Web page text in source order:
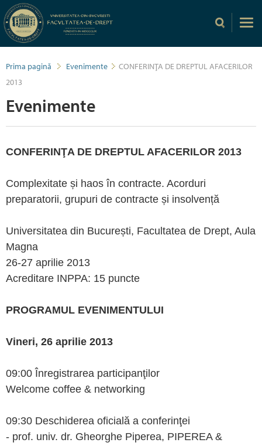
Prima pagină Evenimente
CONFERINŢA DE DREPTUL AFACERILOR
2013
Evenimente
CONFERINŢA DE DREPTUL AFACERILOR 2013
Complexitate și haos în contracte. Acorduri
preparatorii, grupuri de contracte și insolvență
Universitatea din București, Facultatea de Drept, Aula
Magna
26-27 aprilie 2013
Acreditare INPPA: 15 puncte
PROGRAMUL EVENIMENTULUI
Vineri, 26 aprilie 2013
09:00 Înregistrarea participanţilor
Welcome coffee & networking
09:30 Deschiderea oficială a conferinţei
- prof. univ. dr. Gheorghe Piperea, PIPEREA &